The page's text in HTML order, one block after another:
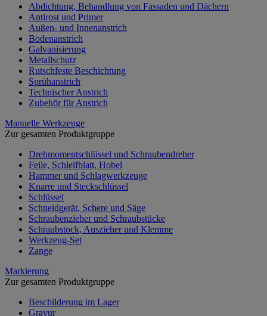
Abdichtung, Behandlung von Fassaden und Dächern
Antirost und Primer
Außen- und Innenanstrich
Bodenanstrich
Galvanisierung
Metallschutz
Rutschfeste Beschichtung
Sprühanstrich
Technischer Anstrich
Zubehör für Anstrich
Manuelle Werkzeuge
Zur gesamten Produktgruppe
Drehmomentschlüssel und Schraubendreher
Feile, Schleifblatt, Hobel
Hammer und Schlagwerkzeuge
Knarre und Steckschlüssel
Schlüssel
Schneidgerät, Schere und Säge
Schraubenzieher und Schraubstücke
Schraubstock, Auszieher und Klemme
Werkzeug-Set
Zange
Markierung
Zur gesamten Produktgruppe
Beschilderung im Lager
Gravur